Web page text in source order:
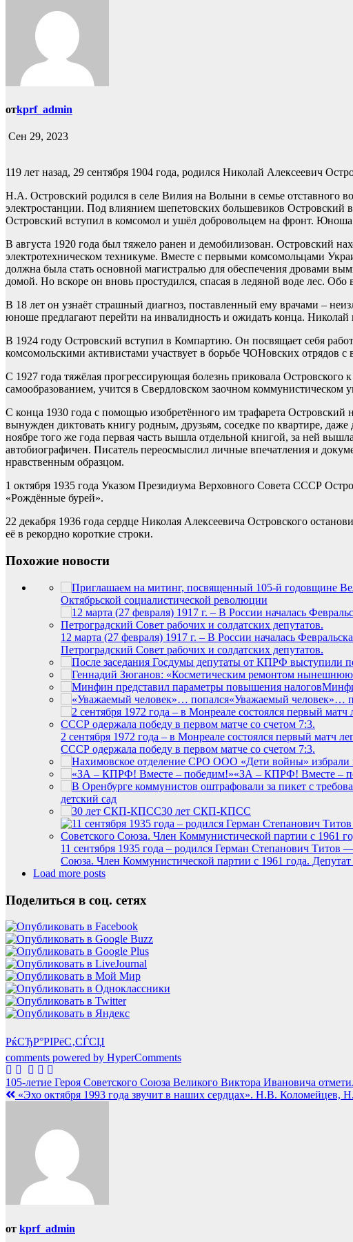
отkprf_admin
Сен 29, 2023
119 лет назад, 29 сентября 1904 года, родился Николай Алексеевич
Н.А. Островский родился в селе Вилия на Волыни в семье отставного
электростанции. Под влиянием шепетовских большевиков
Островский вступил в комсомол и ушёл добровольцем на фронт.
В августа 1920 года был тяжело ранен и демобилизован. Островский
электротехническом техникуме. Вместе с первыми комсомольцами
должна была стать основной магистралью для обеспечения дровами
домой. Но вскоре он вновь простудился, спасая в ледяной воде лес.
В 18 лет он узнаёт страшный диагноз, поставленный ему врачами –
юноше предлагают перейти на инвалидность и ожидать конца. Николай
В 1924 году Островский вступил в Компартию. Он посвящает себя
комсомольскими активистами участвует в борьбе ЧОНовских отрядов
С 1927 года тяжёлая прогрессирующая болезнь приковала
самообразованием, учится в Свердловском заочном коммунистическом
С конца 1930 года с помощью изобретённого им трафарета Островский
вынужден диктовать книгу родным, друзьям, соседке по квартире,
ноябре того же года первая часть вышла отдельной книгой, за ней
автобиографичен. Писатель переосмыслил личные впечатления и
нравственным образцом.
1 октября 1935 года Указом Президиума Верховного Совета СССР
«Рождённые бурей».
22 декабря 1936 года сердце Николая Алексеевича Островского
её в рекордно короткие строки.
Похожие новости
Октябрьской социалистической революции
12 марта (27 февраля) 1917 г. – В России началась
Петроградский Совет рабочих и солдатских депутатов.
«Уважаемый человек»…
2 сентября 1972 года – в Монреале состоялся первый
СССР одержала победу в первом матче со счетом 7:3.
«ЗА – КПРФ! Вместе –
детский сад
30 лет СКП-КПСС
11 сентября 1935 года – родился Герман Степанович
Союза. Член Коммунистической партии с 1961 года.
Load more posts
Поделиться в соц. сетях
РќСЂР°РІРёС‚СЃСЏ
comments powered by HyperComments
Навигация
по
105-летие Героя Советского Союза Великого Виктора Ивановича
«Эхо октября 1993 года звучит в наших сердцах». Н.В.
от kprf_admin